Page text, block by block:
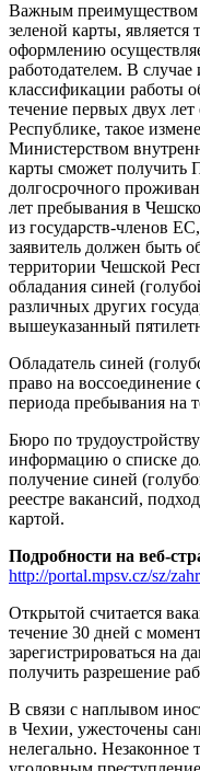
Важным преимуществом
зеленой карты, является
оформлению
работодателем. В случае
классификации работы
течение первых двух
Республике, такое
Министерством
карты сможет получить
долгосрочного
лет пребывания в
из государств-членов
заявитель должен быть
территории Чешской
обладания синей
различных других
вышеуказанный
Обладатель синей
право на
периода пребывания на
Бюро по
информацию о списке
получение синей
реестре вакансий,
картой.
Подробности на веб-
http://portal.mpsv.cz/sz/
Открытой считается
течение 30 дней с
зарегистрироваться на
получить разрешение
В связи с наплывом
в Чехии, ужесточены
нелегально. Незаконное